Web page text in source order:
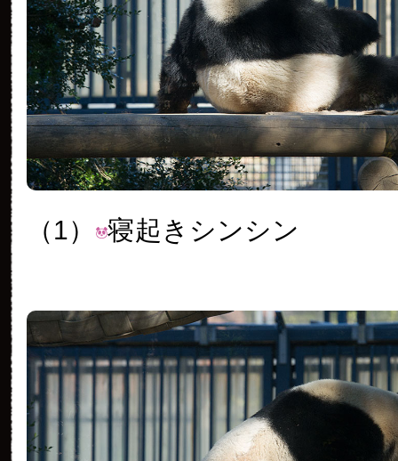
（1） 寝起きシンシン